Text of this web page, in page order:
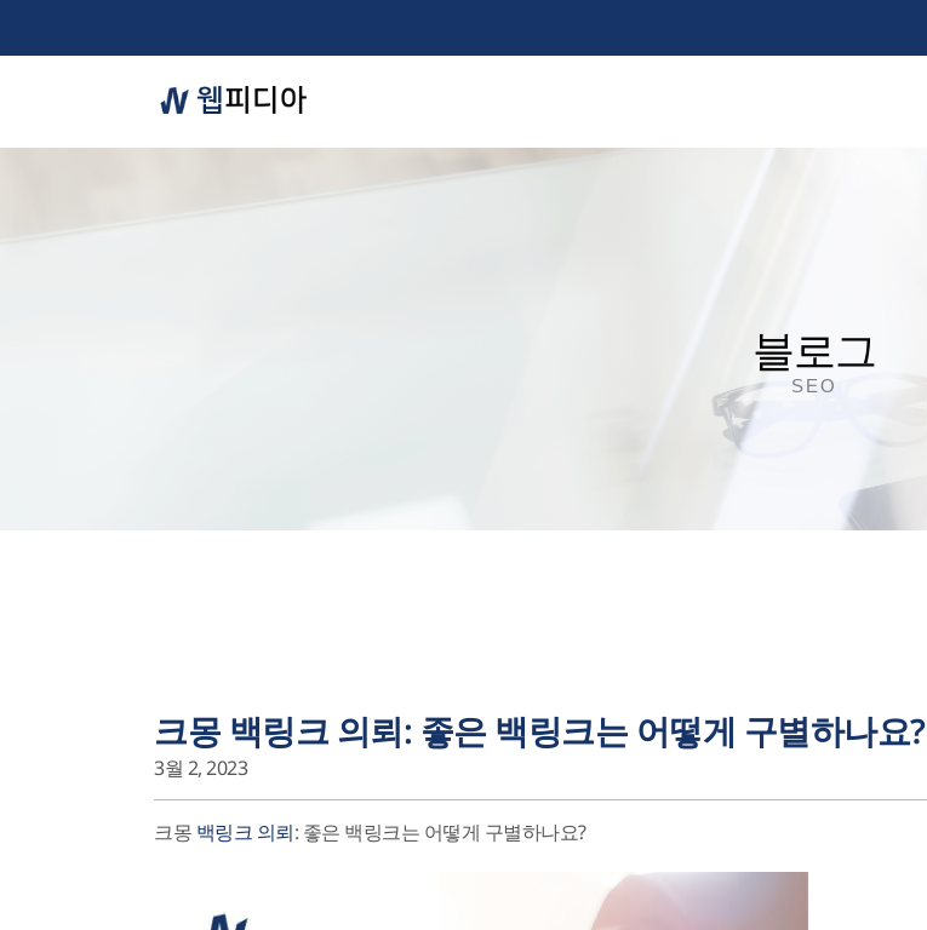
블로그
SEO
크몽 백링크 의뢰: 좋은 백링크는 어떻게 구별하나요?
3월 2, 2023
크몽 백링크 의뢰: 좋은 백링크는 어떻게 구별하나요?